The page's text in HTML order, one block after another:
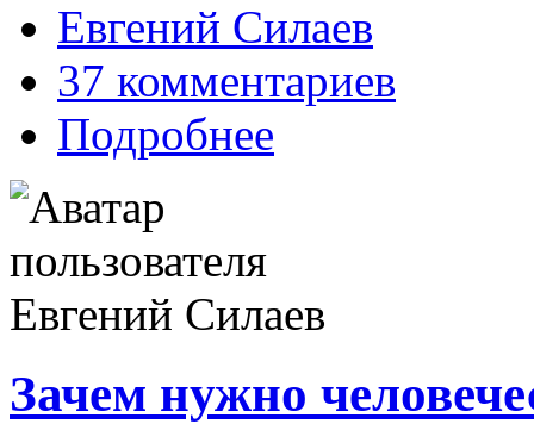
Евгений Силаев
37 комментариев
Подробнее
Зачем нужно